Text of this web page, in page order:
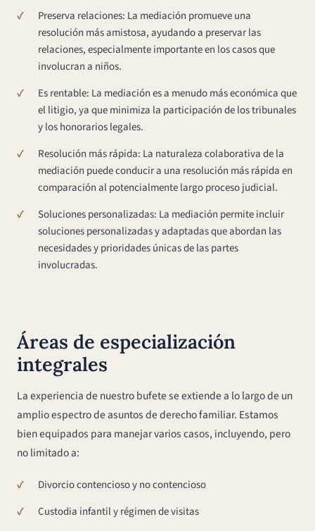
Preserva relaciones: La mediación promueve una
resolución más amistosa, ayudando a preservar las
relaciones, especialmente importante en los casos que
involucran a niños.
Es rentable: La mediación es a menudo más económica que
el litigio, ya que minimiza la participación de los tribunales
y los honorarios legales.
Resolución más rápida: La naturaleza colaborativa de la
mediación puede conducir a una resolución más rápida en
comparación al potencialmente largo proceso judicial.
Soluciones personalizadas: La mediación permite incluir
soluciones personalizadas y adaptadas que abordan las
necesidades y prioridades únicas de las partes
involucradas.
Áreas de especialización
integrales
La experiencia de nuestro bufete se extiende a lo largo de un
amplio espectro de asuntos de derecho familiar. Estamos
bien equipados para manejar varios casos, incluyendo, pero
no limitado a:
Divorcio contencioso y no contencioso
Custodia infantil y régimen de visitas